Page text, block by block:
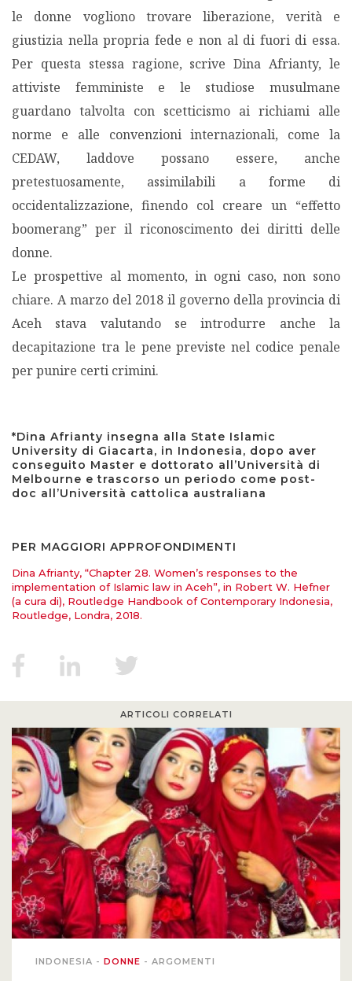
le donne vogliono trovare liberazione, verità e
giustizia nella propria fede e non al di fuori di essa.
Per questa stessa ragione, scrive Dina Afrianty, le
attiviste femministe e le studiose musulmane
guardano talvolta con scetticismo ai richiami alle
norme e alle convenzioni internazionali, come la
CEDAW, laddove possano essere, anche
pretestuosamente, assimilabili a forme di
occidentalizzazione, finendo col creare un “effetto
boomerang” per il riconoscimento dei diritti delle
donne.
Le prospettive al momento, in ogni caso, non sono
chiare. A marzo del 2018 il governo della provincia di
Aceh stava valutando se introdurre anche la
decapitazione tra le pene previste nel codice penale
per punire certi crimini.
*Dina Afrianty insegna alla State Islamic
University di Giacarta, in Indonesia, dopo aver
conseguito Master e dottorato all’Università di
Melbourne e trascorso un periodo come post-
doc all’Università cattolica australiana
PER MAGGIORI APPROFONDIMENTI
Dina Afrianty, “Chapter 28. Women’s responses to the
implementation of Islamic law in Aceh”, in Robert W. Hefner
(a cura di), Routledge Handbook of Contemporary Indonesia,
Routledge, Londra, 2018.
ARTICOLI CORRELATI
INDONESIA - DONNE - ARGOMENTI